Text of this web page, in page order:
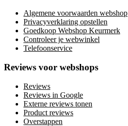
Algemene voorwaarden webshop
Privacyverklaring opstellen
Goedkoop Webshop Keurmerk
Controleer je webwinkel
Telefoonservice
Reviews voor webshops
Reviews
Reviews in Google
Externe reviews tonen
Product reviews
Overstappen